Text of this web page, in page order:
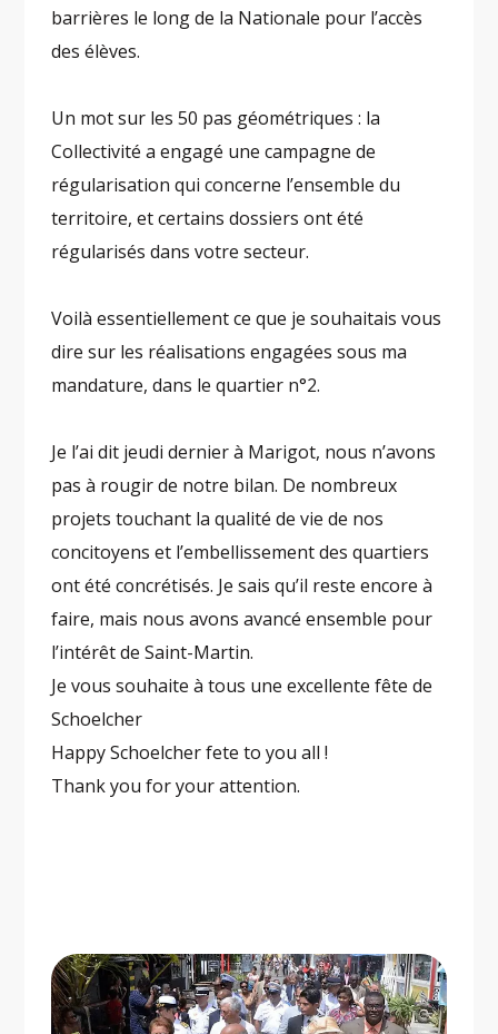
barrières le long de la Nationale pour l’accès
des élèves.
Un mot sur les 50 pas géométriques : la
Collectivité a engagé une campagne de
régularisation qui concerne l’ensemble du
territoire, et certains dossiers ont été
régularisés dans votre secteur.
Voilà essentiellement ce que je souhaitais vous
dire sur les réalisations engagées sous ma
mandature, dans le quartier n°2.
Je l’ai dit jeudi dernier à Marigot, nous n’avons
pas à rougir de notre bilan. De nombreux
projets touchant la qualité de vie de nos
concitoyens et l’embellissement des quartiers
ont été concrétisés. Je sais qu’il reste encore à
faire, mais nous avons avancé ensemble pour
l’intérêt de Saint-Martin.
Je vous souhaite à tous une excellente fête de
Schoelcher
Happy Schoelcher fete to you all !
Thank you for your attention.